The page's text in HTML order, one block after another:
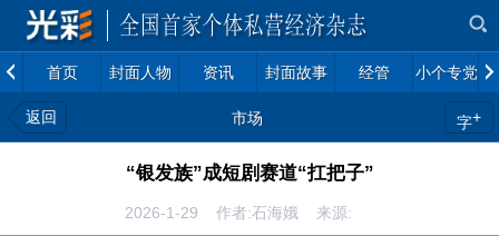
首页 封面人物 资讯 封面故事 经管 小个专党建
返回 市场 字+
“银发族”成短剧赛道“扛把子”
2026-1-29 作者:石海娥 来源: